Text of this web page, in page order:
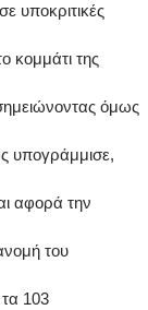
υποκριτικές
κομμάτι της
όμως
υπογράμμισε,
αφορά την
του
103